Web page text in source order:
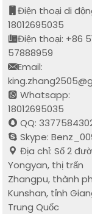
Điện thoại di
18012695035
Điện thoại: +86
57888959
Email:
Whatsapp:
18012695035
QQ:
Skype:
Địa chỉ: Số 2
Yongyan, thị trấn
Zhangpu, thành
Kunshan, tỉnh
Trung Quốc